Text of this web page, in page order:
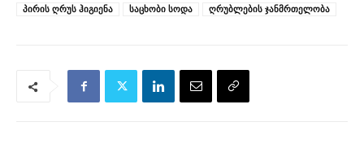
პირის ღრუს ჰიგიენა საცხობი სოდა ღრუბლების ჯანმრთელობა